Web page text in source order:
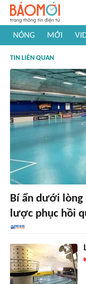
NÓNG MỚI
#Khám phá thế giới
TIN LIÊN QUAN
Bí ẩn dưới
lược phục hồi